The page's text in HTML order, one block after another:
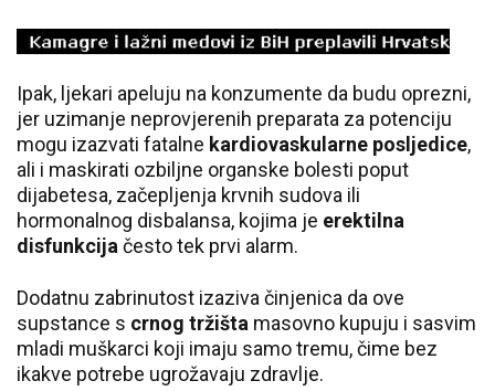
Ipak, ljekari apeluju na konzumente da budu oprezni,
jer uzimanje neprovjerenih preparata za potenciju
mogu izazvati fatalne kardiovaskularne posljedice,
ali i maskirati ozbiljne organske bolesti poput
dijabetesa, začepljenja krvnih sudova ili
hormonalnog disbalansa, kojima je erektilna
disfunkcija često tek prvi alarm.
Dodatnu zabrinutost izaziva činjenica da ove
supstance s crnog tržišta masovno kupuju i sasvim
mladi muškarci koji imaju samo tremu, čime bez
ikakve potrebe ugrožavaju zdravlje.